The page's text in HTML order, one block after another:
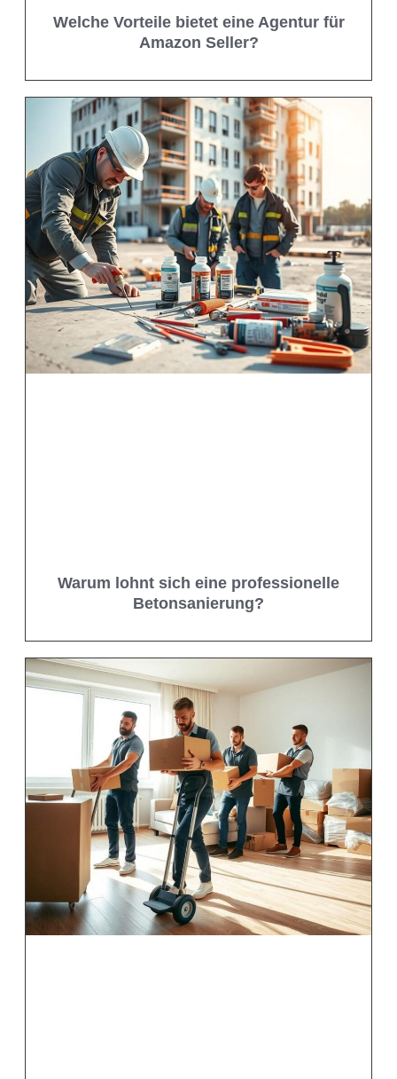
Welche Vorteile bietet eine Agentur für
Amazon Seller?
Warum lohnt sich eine professionelle
Betonsanierung?